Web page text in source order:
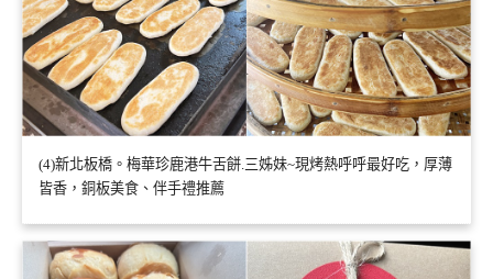
(4)新北板橋。梅華珍鹿港牛舌餅.三姊妹~現烤熱呼呼最好吃，厚薄
皆香，銅板美食、伴手禮推薦